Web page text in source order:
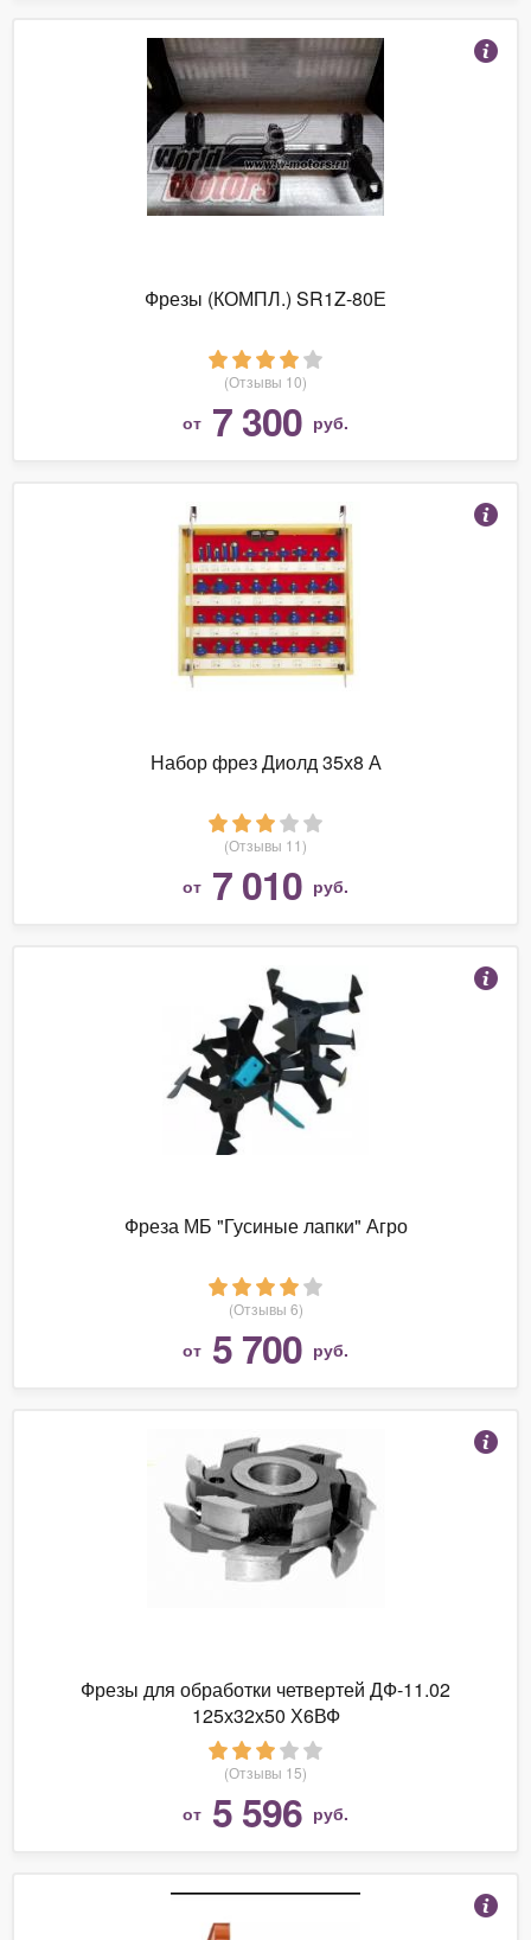
Фрезы (КОМПЛ.) SR1Z-80Е
(Отзывы 10)
от 7 300 руб.
Набор фрез Диолд 35х8 А
(Отзывы 11)
от 7 010 руб.
Фреза МБ "Гусиные лапки" Агро
(Отзывы 6)
от 5 700 руб.
Фрезы для обработки четвертей ДФ-11.02
125х32х50 Х6ВФ
(Отзывы 15)
от 5 596 руб.